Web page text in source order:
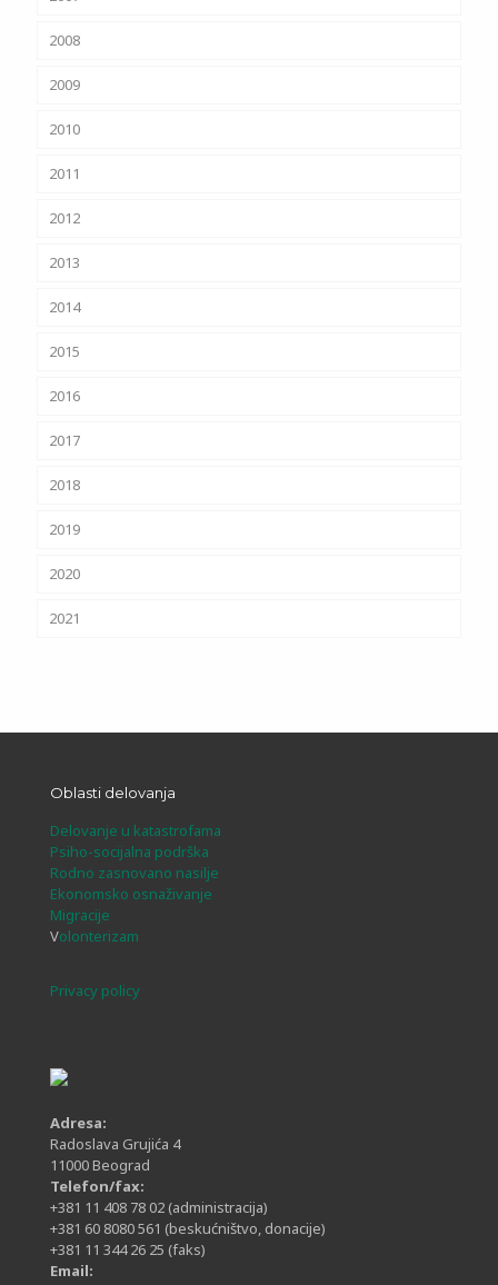
2008
2009
2010
2011
2012
2013
2014
2015
2016
2017
2018
2019
2020
2021
Oblasti delovanja
Delovanje u katastrofama
Psiho-socijalna podrška
Rodno zasnovano nasilje
Ekonomsko osnaživanje
Migracije
Volonterizam
Privacy policy
Adresa:
Radoslava Grujića 4
11000 Beograd
Telefon/fax:
+381 11 408 78 02 (administracija)
+381 60 8080 561 (beskućništvo, donacije)
+381 11 344 26 25 (faks)
Email: